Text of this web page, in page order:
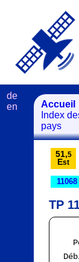
Accueil
Index
pays
de
en
51,5
Est
11068
TP